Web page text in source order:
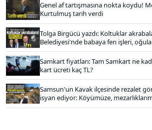
Genel af tartışmasına nokta koydu!
Kurtulmuş tarih verdi
Tolga Birgücü yazdı: Koltuklar
Belediyesi'nde babaya fen işleri,
Samkart fiyatları: Tam Samkart ne
kart ücreti kaç TL?
Samsun'un Kavak ilçesinde rezalet
isyan ediyor: Köyümüze,